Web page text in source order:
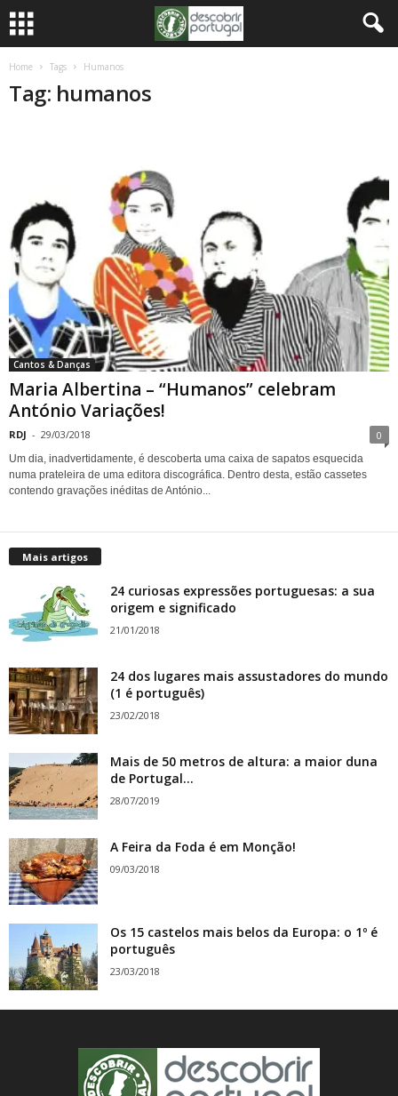
Home Tags Humanos
Tag: humanos
Cantos & Danças
Maria Albertina – “Humanos” celebram
António Variações!
RDJ - 29/03/2018 0
Um dia, inadvertidamente, é descoberta uma caixa de sapatos esquecida
numa prateleira de uma editora discográfica. Dentro desta, estão cassetes
contendo gravações inéditas de António...
Mais artigos
24 curiosas expressões portuguesas: a sua
origem e significado
21/01/2018
24 dos lugares mais assustadores do mundo
(1 é português)
23/02/2018
Mais de 50 metros de altura: a maior duna
de Portugal...
28/07/2019
A Feira da Foda é em Monção!
09/03/2018
Os 15 castelos mais belos da Europa: o 1º é
português
23/03/2018